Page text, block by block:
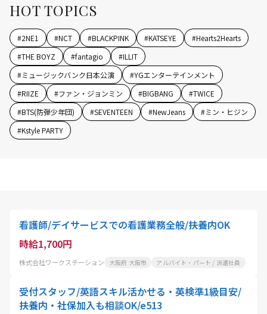
HOT TOPICS
#2NE1 #NCT #BLACKPINK #KATSEYE #Hearts2Hearts
#THE BOYZ #fantagio #ILLIT
#ミュージックバンク日本公演 #YGエンターテインメント
#RIIZE #ファン・ジョンミン #BIGBANG #TWICE
#BTS(防弾少年団) #SEVENTEEN #NewJeans #ミン・ヒジン
#Kstyle PARTY
看護師/デイサービスでの看護業務全般/扶養内OK
時給1,700円
株式会社ワークステーション 大阪府 大阪市 アルバイト・パート / 派遣社員
受付スタッフ/英語スキル活かせる・英検準1級目安/
扶養内・社保加入も相談OK/e513